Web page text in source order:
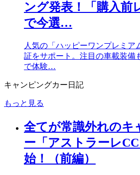
ング発表！「購入前
で今選…
人気の「ハッピーワンプレミア
証をサポート。注目の車載装備
で体験…
キャンピングカー日記
もっと見る
全てが常識外れのキ
ー「アストラーレ
始！（前編）